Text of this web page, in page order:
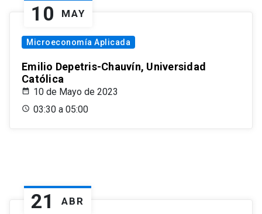
10 MAY
Microeconomía Aplicada
Emilio Depetris-Chauvín, Universidad
Católica
10 de Mayo de 2023
03:30 a 05:00
21 ABR